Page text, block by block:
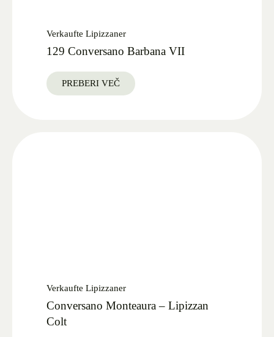
Verkaufte Lipizzaner
129 Conversano Barbana VII
PREBERI VEČ
Verkaufte Lipizzaner
Conversano Monteaura – Lipizzan
Colt